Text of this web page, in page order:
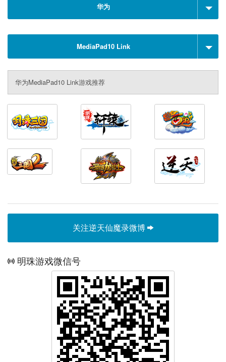
华为
MediaPad10 Link
华为MediaPad10 Link游戏推荐
关注逆天仙魔录微博
明珠游戏微信号